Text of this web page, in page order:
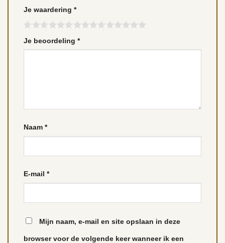
Je waardering *
Je beoordeling *
Naam *
E-mail *
Mijn naam, e-mail en site opslaan in deze
browser voor de volgende keer wanneer ik een